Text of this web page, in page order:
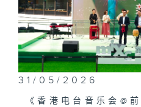
31/05/2026
《香港电台音乐会@